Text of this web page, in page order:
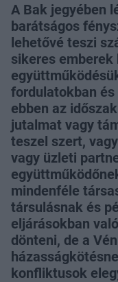
A Bak jegyében
barátságos
lehetővé teszi
sikeres
fordulatokban
ebben az
jutalmat vagy
teszel szert,
vagy üzleti
mindenféle
társulásnak és
eljárásokban
dönteni, de a
konfliktusok